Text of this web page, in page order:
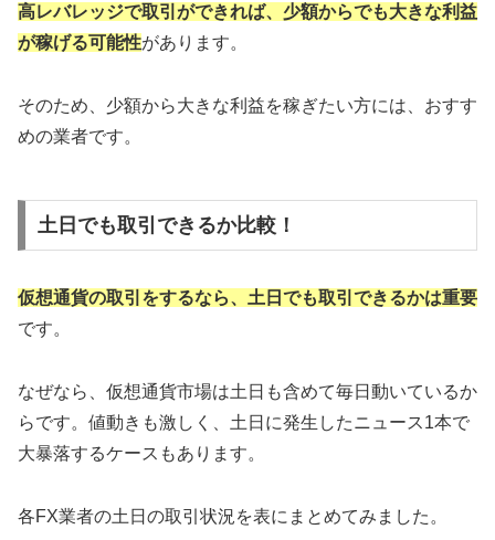
高レバレッジで取引ができれば、少額からでも大きな利益
が稼げる可能性があります。
そのため、少額から大きな利益を稼ぎたい方には、おすす
めの業者です。
土日でも取引できるか比較！
仮想通貨の取引をするなら、土日でも取引できるかは重要
です。
なぜなら、仮想通貨市場は土日も含めて毎日動いているか
らです。値動きも激しく、土日に発生したニュース1本で
大暴落するケースもあります。
各FX業者の土日の取引状況を表にまとめてみました。